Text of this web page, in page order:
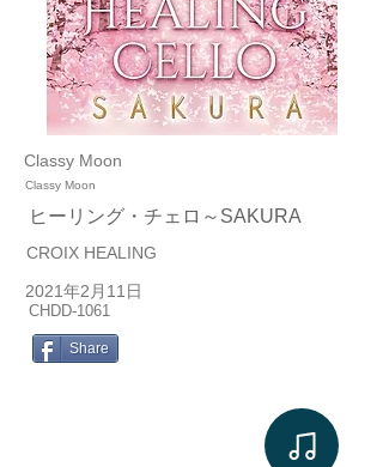
Classy Moon
Classy Moon
ヒーリング・チェロ～SAKURA
CROIX HEALING
2021年2月11日
CHDD-1061
Share